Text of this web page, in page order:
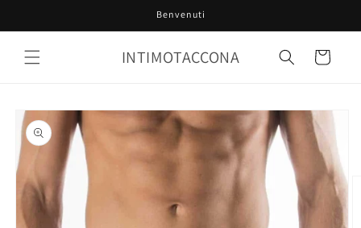
ai contenuti
Benvenuti
INTIMOTACCONA Carrello
Passa alle
informazioni
sul prodotto